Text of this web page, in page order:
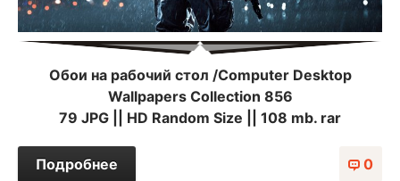
Обои на рабочий стол /Computer Desktop
Wallpapers Collection 856
79 JPG || HD Random Size || 108 mb. rar
0
Подробнее